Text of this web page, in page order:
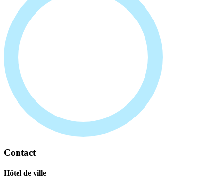
Contact
Hôtel de ville